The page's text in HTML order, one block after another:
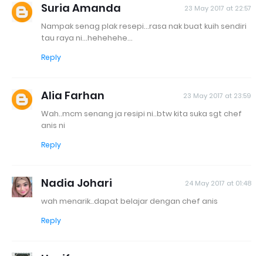
Suria Amanda 23 May 2017 at 22:57
Nampak senag plak resepi...rasa nak buat kuih sendiri
tau raya ni...hehehehe...
Reply
Alia Farhan 23 May 2017 at 23:59
Wah..mcm senang ja resipi ni..btw kita suka sgt chef
anis ni
Reply
Nadia Johari 24 May 2017 at 01:48
wah menarik..dapat belajar dengan chef anis
Reply